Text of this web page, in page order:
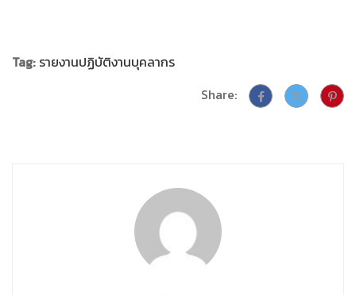
Tag: รายงานปฏิบัติงานบุคลากร
Share: